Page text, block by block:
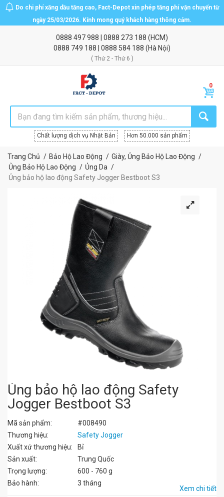
Do chi phí xăng dầu tăng cao, Fact-Depot xin phép tăng phí vận chuyển từ
ngày 25/03/2026. Kính mong quý khách hàng thông cảm.
0888 497 988 0888 273 188 (HCM)
0888 749 188
0888 584 188 (Hà Nội)
( Thứ 2 - Thứ 6 )
Chất lượng dịch vụ Nhật Bản Hơn 50.000 sản phẩm
Trang Chủ Bảo Hộ Lao Động
Giày, Ủng Bảo Hộ Lao Động
Ủng Bảo Hộ Lao Động
Ủng Da
Ủng bảo hộ lao động Safety Jogger Bestboot S3
Ủng bảo hộ lao động Safety
Jogger Bestboot S3
Mã sản phẩm:
#008490
Thương hiệu:
Safety Jogger
Xuất xứ thương hiệu:
Bỉ
Sản xuất:
Trung Quốc
Trọng lượng:
600 - 760 g
Bảo hành:
3 tháng
Xem chi tiết